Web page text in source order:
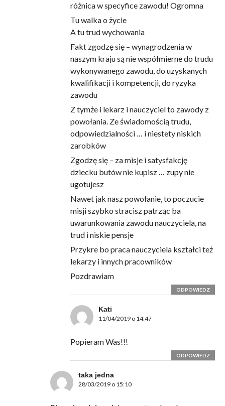
różnica w specyfice zawodu! Ogromna
Tu walka o życie
A tu trud wychowania
Fakt zgodzę się – wynagrodzenia w
naszym kraju są nie współmierne do trudu
wykonywanego zawodu, do uzyskanych
kwalifikacji i kompetencji, do ryzyka
zawodu
Z tymże i lekarz i nauczyciel to zawody z
powołania. Ze świadomością trudu,
odpowiedzialności … i niestety niskich
zarobków
Zgodzę się – za misje i satysfakcję
dziecku butów nie kupisz … zupy nie
ugotujesz
Nawet jak nasz powołanie, to poczucie
misji szybko stracisz patrząc ba
uwarunkowania zawodu nauczyciela, na
trud i niskie pensje
Przykre bo praca nauczyciela kształci też
lekarzy i innych pracowników
Pozdrawiam
ODPOWIEDZ
Kati
11/04/2019 o 14:47
Popieram Was!!!
ODPOWIEDZ
taka jedna
28/03/2019 o 15:10